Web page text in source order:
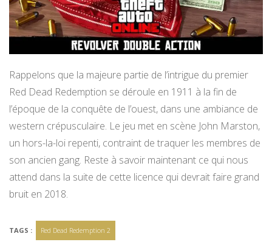
Rappelons que la majeure partie de l’intrigue du premier
Red Dead Redemption se déroule en 1911 à la fin de
l’époque de la conquête de l’ouest, dans une ambiance de
western crépusculaire. Le jeu met en scène John Marston,
un hors-la-loi repenti, contraint de traquer les membres de
son ancien gang. Reste à savoir maintenant ce qui nous
attend dans la suite de cette licence qui devrait faire grand
bruit en 2018.
TAGS : Red Dead Redemption 2